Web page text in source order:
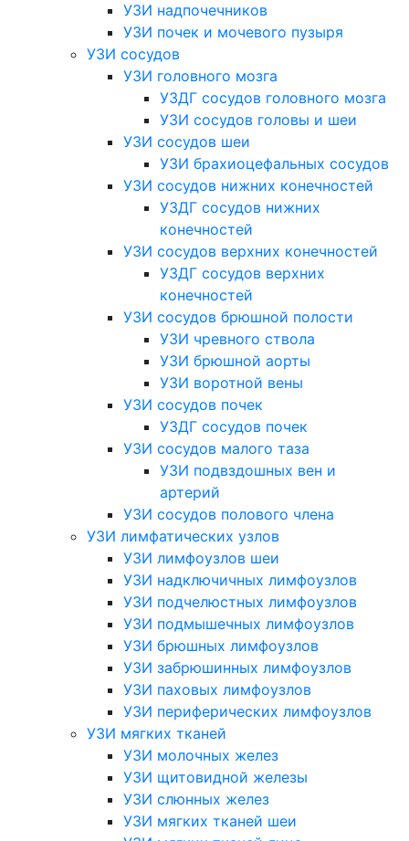
УЗИ надпочечников
УЗИ почек и мочевого пузыря
УЗИ сосудов
УЗИ головного мозга
УЗДГ сосудов головного мозга
УЗИ сосудов головы и шеи
УЗИ сосудов шеи
УЗИ брахиоцефальных сосудов
УЗИ сосудов нижних конечностей
УЗДГ сосудов нижних
конечностей
УЗИ сосудов верхних конечностей
УЗДГ сосудов верхних
конечностей
УЗИ сосудов брюшной полости
УЗИ чревного ствола
УЗИ брюшной аорты
УЗИ воротной вены
УЗИ сосудов почек
УЗДГ сосудов почек
УЗИ сосудов малого таза
УЗИ подвздошных вен и
артерий
УЗИ сосудов полового члена
УЗИ лимфатических узлов
УЗИ лимфоузлов шеи
УЗИ надключичных лимфоузлов
УЗИ подчелюстных лимфоузлов
УЗИ подмышечных лимфоузлов
УЗИ брюшных лимфоузлов
УЗИ забрюшинных лимфоузлов
УЗИ паховых лимфоузлов
УЗИ периферических лимфоузлов
УЗИ мягких тканей
УЗИ молочных желез
УЗИ щитовидной железы
УЗИ слюнных желез
УЗИ мягких тканей шеи